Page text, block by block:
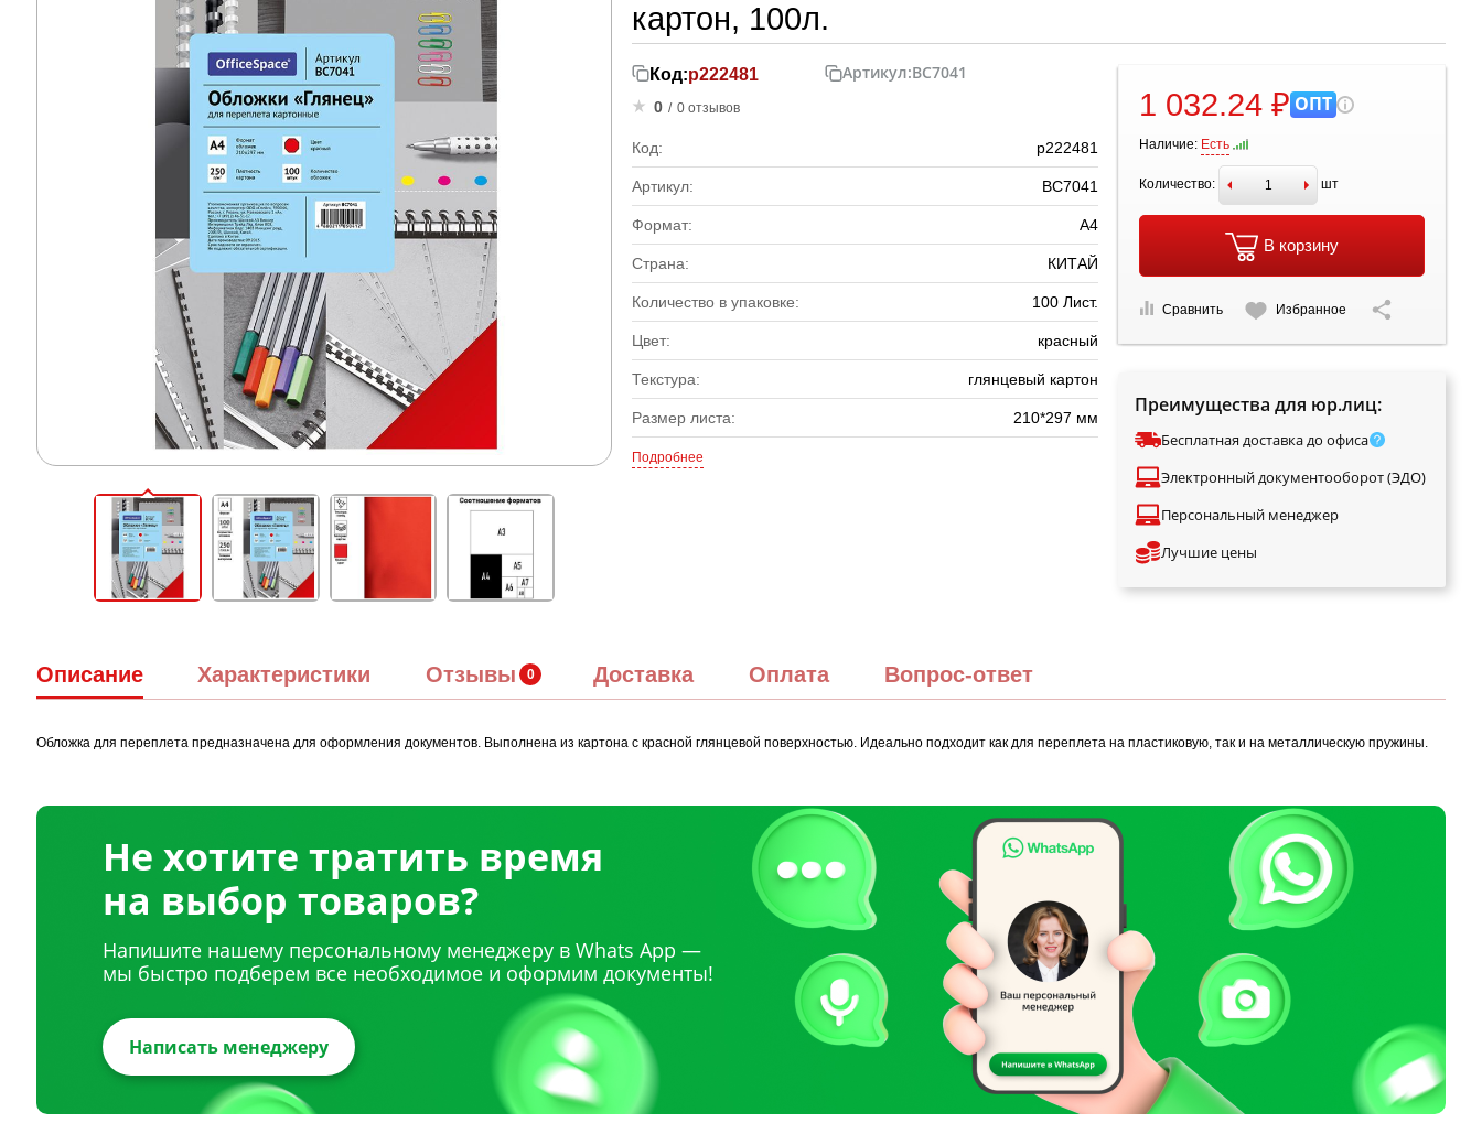
картон, 100л.
Код:р222481 Артикул:BC7041
0 / 0 отзывов
Код: р222481
Артикул: BC7041
Формат: А4
Страна: КИТАЙ
Количество в упаковке: 100 Лист.
Цвет: красный
Текстура: глянцевый картон
Размер листа: 210*297 мм
Подробнее
1 032.24 ₽ ОПТ
Наличие: Есть
Количество: шт
В корзину
Сравнить Избранное
Преимущества для юр.лиц:
Бесплатная доставка до офиса
Электронный документооборот (ЭДО)
Персональный менеджер
Лучшие цены
Описание Характеристики Отзывы Доставка Оплата Вопрос-ответ
Обложка для переплета предназначена для оформления документов. Выполнена из картона с красной глянцевой поверхностью. Идеально подходит как для переплета на пластиковую, так и на металлическую пружины.
Не хотите тратить время
на выбор товаров?
Напишите нашему персональному менеджеру в Whats App —
мы быстро подберем все необходимое и оформим документы!
Написать менеджеру